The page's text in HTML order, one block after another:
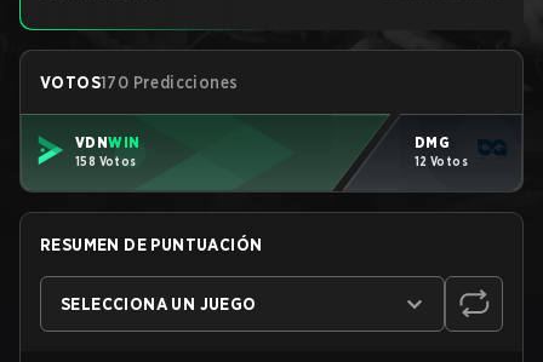
VOTOS170 Predicciones
VDNWIN
158 Votos
DMG
12 Votos
RESUMEN DE PUNTUACIÓN
SELECCIONA UN JUEGO